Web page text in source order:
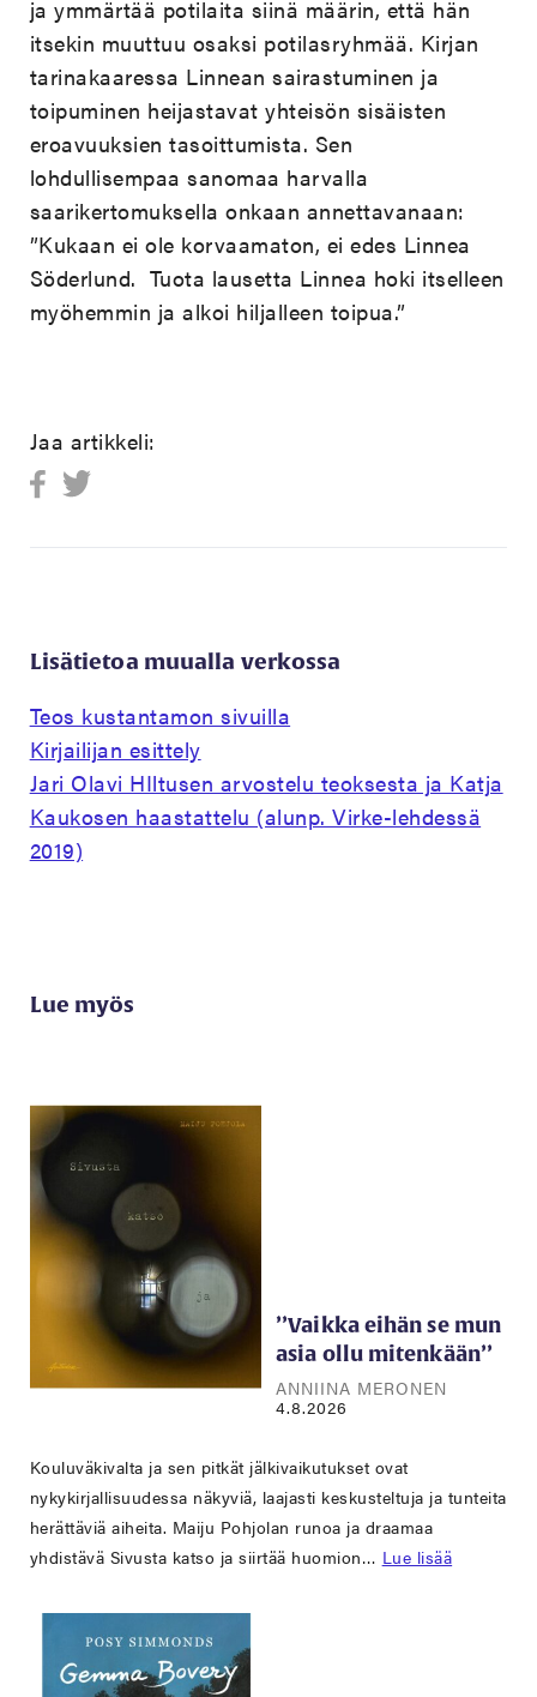
ja ymmärtää potilaita siinä määrin, että hän
itsekin muuttuu osaksi potilasryhmää. Kirjan
tarinakaaressa Linnean sairastuminen ja
toipuminen heijastavat yhteisön sisäisten
eroavuuksien tasoittumista. Sen
lohdullisempaa sanomaa harvalla
saarikertomuksella onkaan annettavanaan:
”Kukaan ei ole korvaamaton, ei edes Linnea
Söderlund. Tuota lausetta Linnea hoki itselleen
myöhemmin ja alkoi hiljalleen toipua.”
Jaa artikkeli:
Lisätietoa muualla verkossa
Teos kustantamon sivuilla
Kirjailijan esittely
Jari Olavi HIltusen arvostelu teoksesta ja Katja
Kaukosen haastattelu (alunp. Virke-lehdessä
2019)
Lue myös
’’Vaikka eihän se mun
asia ollu mitenkään’’
ANNIINA MERONEN
4.8.2026
Kouluväkivalta ja sen pitkät jälkivaikutukset ovat
nykykirjallisuudessa näkyviä, laajasti keskusteltuja ja tunteita
herättäviä aiheita. Maiju Pohjolan runoa ja draamaa
yhdistävä Sivusta katso ja siirtää huomion… Lue lisää